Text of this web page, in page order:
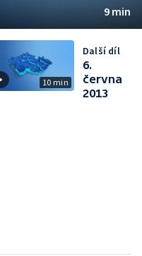
9 min
10 min
Další díl
6.
června
2013